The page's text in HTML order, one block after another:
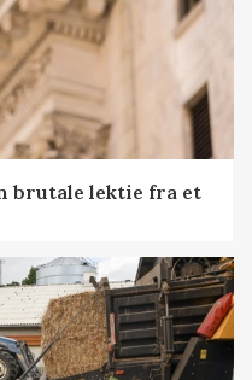
brutale lektie fra et